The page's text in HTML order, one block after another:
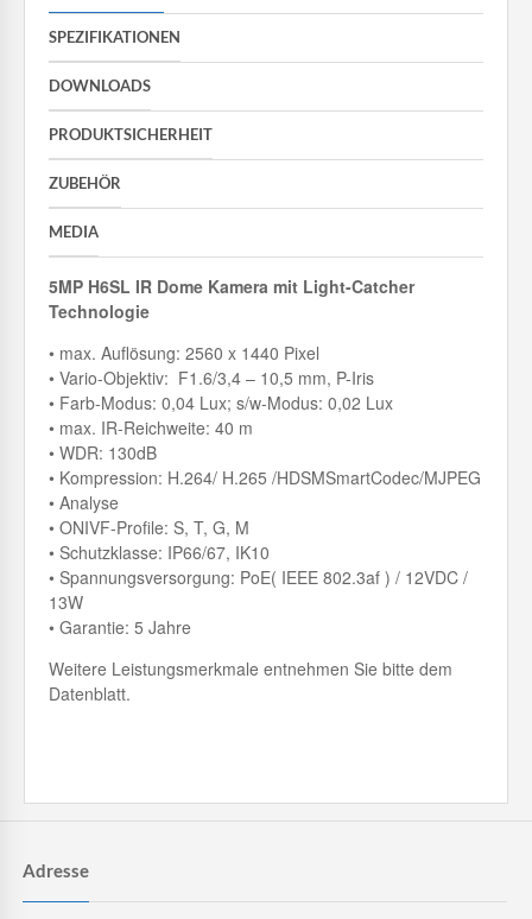
SPEZIFIKATIONEN
DOWNLOADS
PRODUKTSICHERHEIT
ZUBEHÖR
MEDIA
5MP H6SL IR Dome Kamera mit Light-Catcher
Technologie
• max. Auflösung: 2560 x 1440 Pixel
• Vario-Objektiv: F1.6/3,4 – 10,5 mm, P-Iris
• Farb-Modus: 0,04 Lux; s/w-Modus: 0,02 Lux
• max. IR-Reichweite: 40 m
• WDR: 130dB
• Kompression: H.264/ H.265 /HDSMSmartCodec/MJPEG
• Analyse
• ONIVF-Profile: S, T, G, M
• Schutzklasse: IP66/67, IK10
• Spannungsversorgung: PoE( IEEE 802.3af ) / 12VDC /
13W
• Garantie: 5 Jahre
Weitere Leistungsmerkmale entnehmen Sie bitte dem
Datenblatt.
Adresse